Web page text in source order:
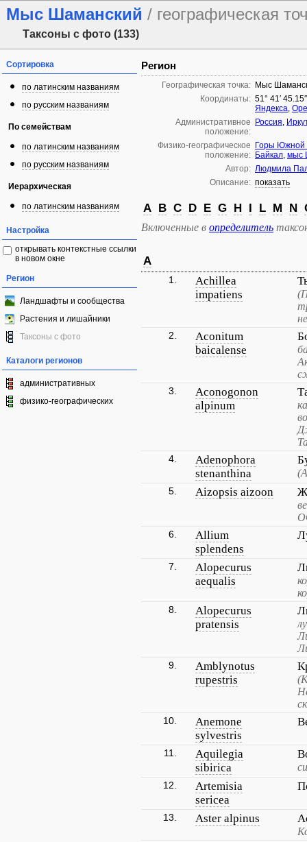
Мыс Шаманский / географическая
Таксоны с фото (133)
Сортировка
по латинским названиям
по русским названиям
По семействам
по латинским названиям
по русским названиям
Иерархическая
по латинским названиям
Настройка
открывать контекстные ссылки
в новом окне
Регион
Ландшафты и сообщества
Растения и лишайники
Таксоны с фото
Каталоги регионов
административных
физико-географических
Регион
Географическая точка: Мыс
Координаты: 51° 41′
Яндекса,
Административное
положение:
Россия,
Физико-географическое
положение:
Горы Южной
Байкал, мыс
Автор: Людмила
Описание: показать
A B C D E G H I L M N
Включенные в определитель
A
1.
Achillea
impatiens
2.
Aconitum
baicalense
3.
Aconogonon
alpinum
4.
Adenophora
stenanthina
5. Aizopsis aizoon
6.
Allium
splendens
7.
Alopecurus
aequalis
8.
Alopecurus
pratensis
9.
Amblynotus
rupestris
10.
Anemone
sylvestris
11.
Aquilegia
sibirica
12.
Artemisia
sericea
13. Aster alpinus